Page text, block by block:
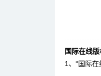
国际在线
1、“国际